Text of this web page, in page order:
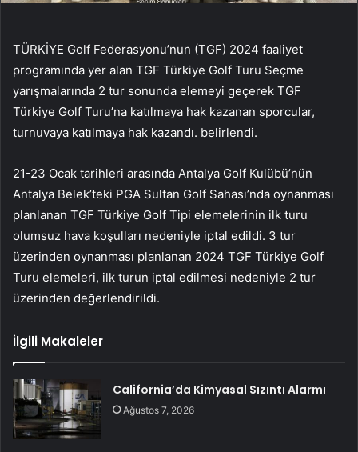
TÜRKİYE Golf Federasyonu’nun (TGF) 2024 faaliyet
programında yer alan TGF Türkiye Golf Turu Seçme
yarışmalarında 2 tur sonunda elemeyi geçerek TGF
Türkiye Golf Turu’na katılmaya hak kazanan sporcular,
turnuvaya katılmaya hak kazandı. belirlendi.
21-23 Ocak tarihleri ​​arasında Antalya Golf Kulübü’nün
Antalya Belek’teki PGA Sultan Golf Sahası’nda oynanması
planlanan TGF Türkiye Golf Tipi elemelerinin ilk turu
olumsuz hava koşulları nedeniyle iptal edildi. 3 tur
üzerinden oynanması planlanan 2024 TGF Türkiye Golf
Turu elemeleri, ilk turun iptal edilmesi nedeniyle 2 tur
üzerinden değerlendirildi.
İlgili Makaleler
California’da Kimyasal Sızıntı Alarmı
Ağustos 7, 2026